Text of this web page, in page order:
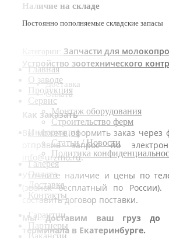
Главная
О заводе
Продукция
Сервис
Монтаж оборудования
Строительство ферм
Информация
Статьи / Новости
Политика
Галерея
Оплата
Доставка
Контакты
Гарантии
Партнеры
Наличие на складе
Постоянно пополняемые складские запасы
Категории: Запчасти для
Устройство зоотехнического
Доставка
Оплата
Как заказать
Вы можете оформить заказ через
отправив запрос по
info@urzmo.ru.
Уточните наличие и цены по
(звонок бесплатный по
составить договор поставки.
Мы доставим ваш груз до
терминала в Екатеринбурге.